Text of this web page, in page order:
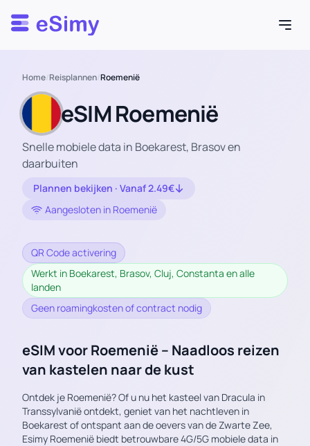
Esimy
Home/Reisplannen/Roemenië
eSIM Roemenië
Snelle mobiele data in Boekarest, Brasov en
daarbuiten
Plannen bekijken · Vanaf 2.49€
Aangesloten in Roemenië
QR Code activering
Werkt in Boekarest, Brasov, Cluj, Constanta en alle
landen
Geen roamingkosten of contract nodig
eSIM voor Roemenië – Naadloos reizen
van kastelen naar de kust
Ontdek je Roemenië? Of u nu het kasteel van Dracula in
Transsylvanië ontdekt, geniet van het nachtleven in
Boekarest of ontspant aan de oevers van de Zwarte Zee,
Esimy Roemenië biedt betrouwbare 4G/5G mobiele data in